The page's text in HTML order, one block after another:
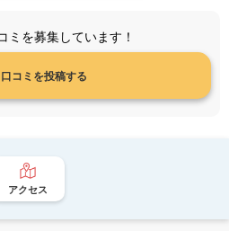
ミを募集しています！
口コミを投稿する
アクセス